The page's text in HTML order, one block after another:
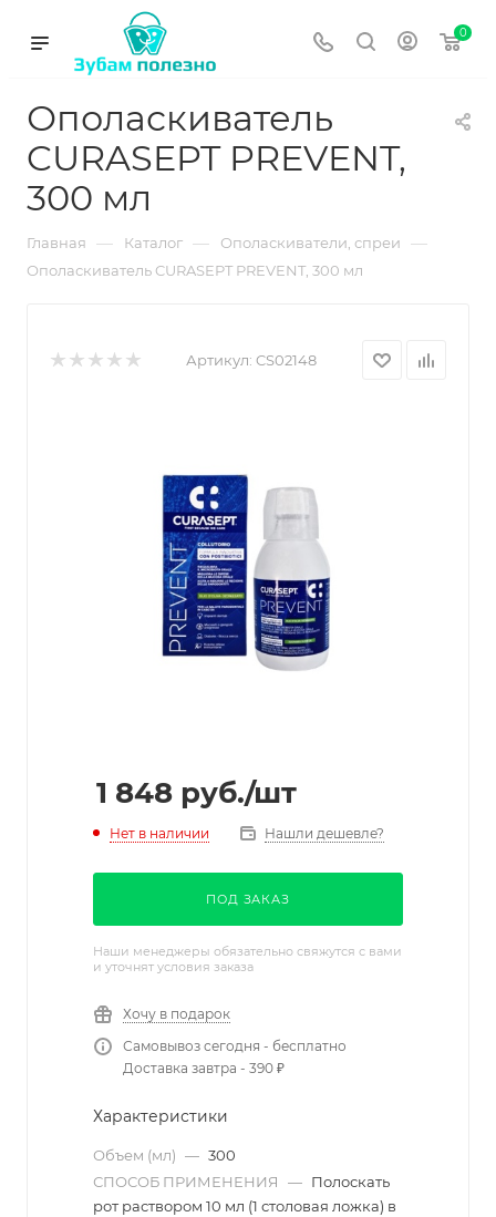
0
Ополаскиватель
CURASEPT PREVENT,
300 мл
Главная — Каталог — Ополаскиватели, спреи —
Ополаскиватель CURASEPT PREVENT, 300 мл
Артикул: CS02148
1 848 руб./шт
Нет в наличии Нашли дешевле?
ПОД ЗАКАЗ
Наши менеджеры обязательно свяжутся с вами
и уточнят условия заказа
Хочу в подарок
Самовывоз сегодня - бесплатно
Доставка завтра - 390 ₽
Характеристики
Объем (мл) — 300
СПОСОБ ПРИМЕНЕНИЯ
— Полоскать
рот раствором 10 мл (1 столовая ложка) в